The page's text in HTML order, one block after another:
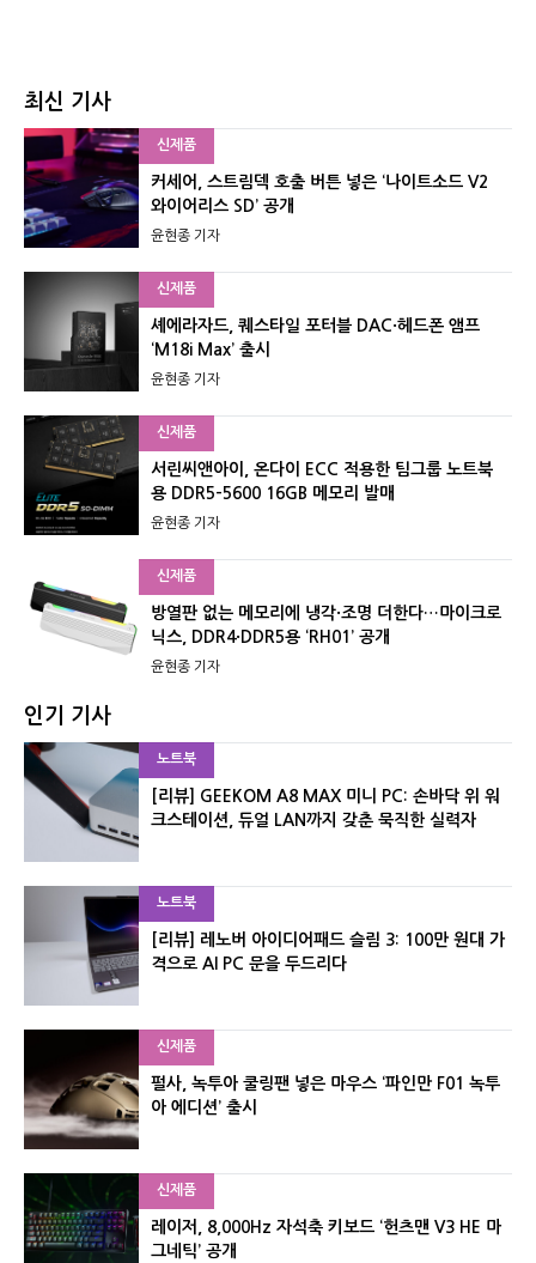
최신 기사
신제품
커세어, 스트림덱 호출 버튼 넣은 ‘나이트소드 V2
와이어리스 SD’ 공개
윤현종 기자
신제품
셰에라자드, 퀘스타일 포터블 DAC·헤드폰 앰프
‘M18i Max’ 출시
윤현종 기자
신제품
서린씨앤아이, 온다이 ECC 적용한 팀그룹 노트북
용 DDR5-5600 16GB 메모리 발매
윤현종 기자
신제품
방열판 없는 메모리에 냉각·조명 더한다…마이크로
닉스, DDR4·DDR5용 ‘RH01’ 공개
윤현종 기자
인기 기사
노트북
[리뷰] GEEKOM A8 MAX 미니 PC: 손바닥 위 워
크스테이션, 듀얼 LAN까지 갖춘 묵직한 실력자
노트북
[리뷰] 레노버 아이디어패드 슬림 3: 100만 원대 가
격으로 AI PC 문을 두드리다
신제품
펄사, 녹투아 쿨링팬 넣은 마우스 ‘파인만 F01 녹투
아 에디션’ 출시
신제품
레이저, 8,000Hz 자석축 키보드 ‘헌츠맨 V3 HE 마
그네틱’ 공개